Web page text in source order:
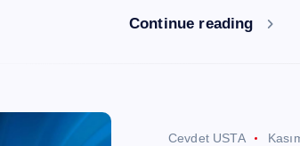
Continue reading
Cevdet USTA